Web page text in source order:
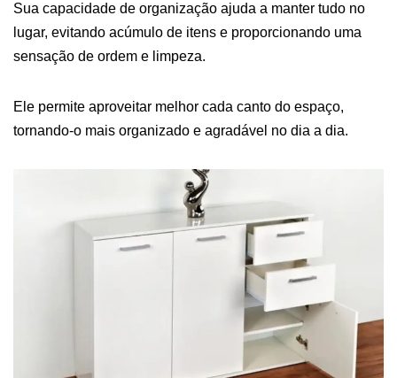
Sua capacidade de organização ajuda a manter tudo no
lugar, evitando acúmulo de itens e proporcionando uma
sensação de ordem e limpeza.
Ele permite aproveitar melhor cada canto do espaço,
tornando-o mais organizado e agradável no dia a dia.